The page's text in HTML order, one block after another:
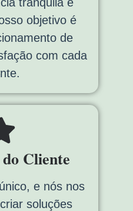
objetivo é
de
com cada
Cliente
e nós nos
soluções